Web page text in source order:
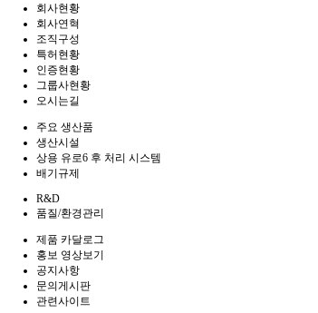
회사현황
회사연혁
조직구성
특허현황
인증현황
그룹사현황
오시는길
주요 생산품
생산시설
상용 유로6 후 처리 시스템
배기규제
R&D
품질/환경관리
제품 카달로그
홍보 영상보기
공지사항
문의게시판
관련사이트